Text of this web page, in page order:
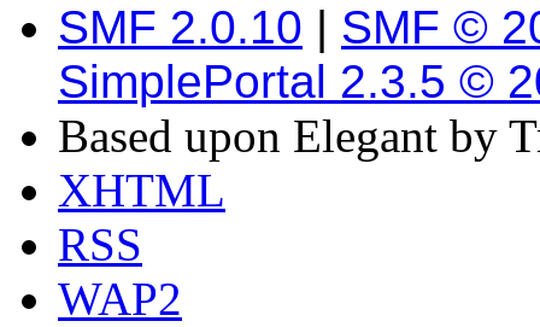
SMF 2.0.10 | SMF ©
SimplePortal 2.3.5 ©
Based upon Elegant by
XHTML
RSS
WAP2